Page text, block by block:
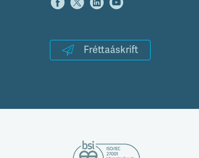
Fréttaáskrift